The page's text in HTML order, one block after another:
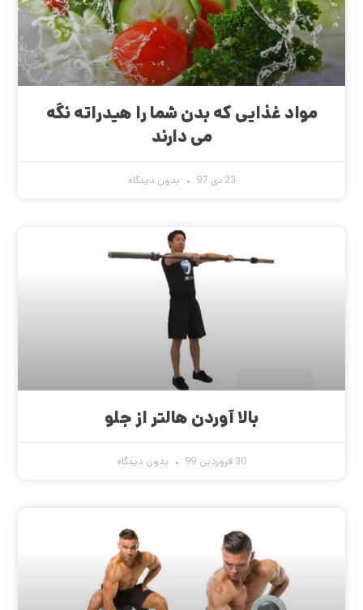
مواد غذایی که بدن شما را هیدراته نگه
می دارند
23 دی 97 بدون دیدگاه
بالا آوردن هالتر از جلو
30 فروردین 99 بدون دیدگاه